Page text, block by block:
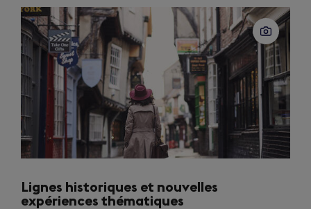
tab)
Lignes historiques et nouvelles
expériences thématiques